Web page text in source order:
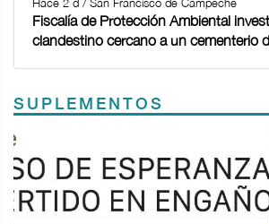
Hace 2 d / San Francisco de Campeche
Fiscalía de Protección Ambiental
clandestino cercano a un cementerio
SUPLEMENTOS